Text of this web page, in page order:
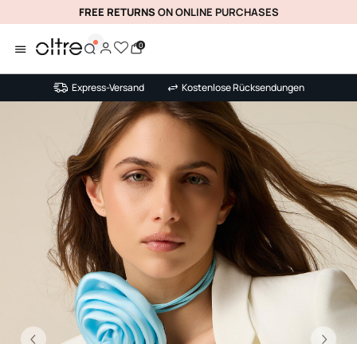
FREE RETURNSON ONLINE PURCHASES
0
Express-Versand Kostenlose Rücksendungen